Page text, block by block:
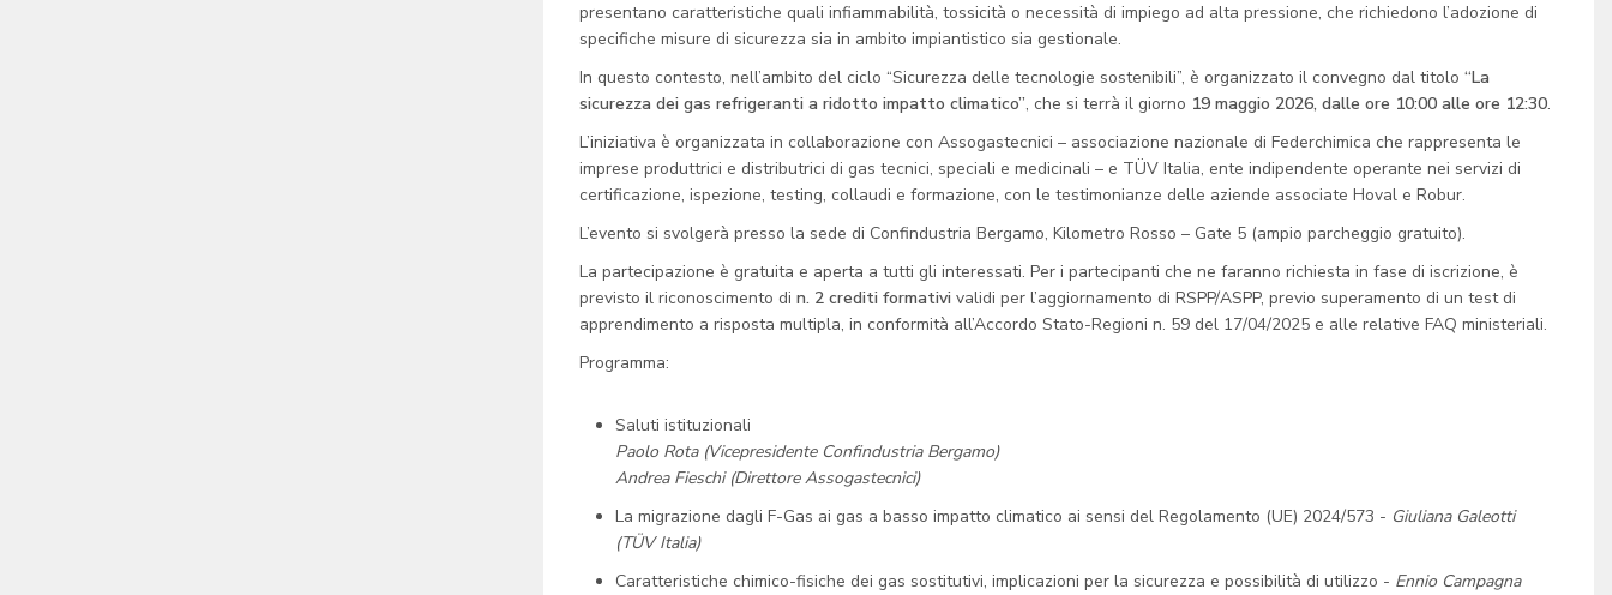
presentano caratteristiche quali infiammabilità, tossicità o necessità di impiego ad alta pressione, che richiedono l’adozione di
specifiche misure di sicurezza sia in ambito impiantistico sia gestionale.
In questo contesto, nell’ambito del ciclo “Sicurezza delle tecnologie sostenibili”, è organizzato il convegno dal titolo “La
sicurezza dei gas refrigeranti a ridotto impatto climatico”, che si terrà il giorno 19 maggio 2026, dalle ore 10:00 alle ore 12:30.
L’iniziativa è organizzata in collaborazione con Assogastecnici – associazione nazionale di Federchimica che rappresenta le
imprese produttrici e distributrici di gas tecnici, speciali e medicinali – e TÜV Italia, ente indipendente operante nei servizi di
certificazione, ispezione, testing, collaudi e formazione, con le testimonianze delle aziende associate Hoval e Robur.
L’evento si svolgerà presso la sede di Confindustria Bergamo, Kilometro Rosso – Gate 5 (ampio parcheggio gratuito).
La partecipazione è gratuita e aperta a tutti gli interessati. Per i partecipanti che ne faranno richiesta in fase di iscrizione, è
previsto il riconoscimento di n. 2 crediti formativi validi per l’aggiornamento di RSPP/ASPP, previo superamento di un test di
apprendimento a risposta multipla, in conformità all’Accordo Stato-Regioni n. 59 del 17/04/2025 e alle relative FAQ ministeriali.
Programma:
Saluti istituzionali
Paolo Rota (Vicepresidente Confindustria Bergamo)
Andrea Fieschi (Direttore Assogastecnici)
La migrazione dagli F-Gas ai gas a basso impatto climatico ai sensi del Regolamento (UE) 2024/573 - Giuliana Galeotti
(TÜV Italia)
Caratteristiche chimico-fisiche dei gas sostitutivi, implicazioni per la sicurezza e possibilità di utilizzo - Ennio Campagna